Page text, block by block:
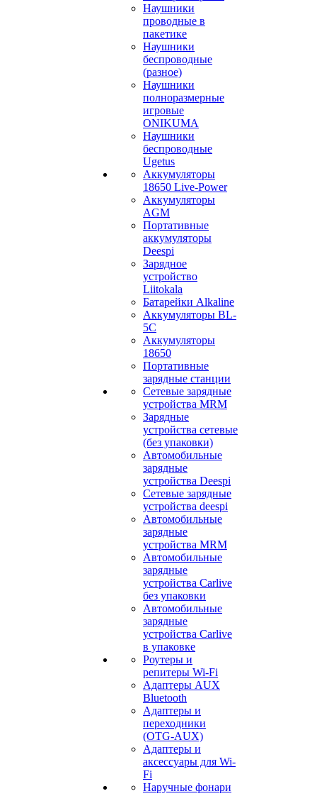
Наушники
проводные в
пакетике
Наушники
беспроводные
(разное)
Наушники
полноразмерные
игровые
ONIKUMA
Наушники
беспроводные
Ugetus
Аккумуляторы
18650 Live-Power
Аккумуляторы
АGM
Портативные
аккумуляторы
Deespi
Зарядное
устройство
Liitokala
Батарейки Alkaline
Аккумуляторы BL-
5C
Аккумуляторы
18650
Портативные
зарядные станции
Сетевые зарядные
устройства MRM
Зарядные
устройства сетевые
(без упаковки)
Автомобильные
зарядные
устройства Deespi
Сетевые зарядные
устройства deespi
Автомобильные
зарядные
устройства MRM
Автомобильные
зарядные
устройства Carlive
без упаковки
Автомобильные
зарядные
устройства Carlive
в упаковке
Роутеры и
репитеры Wi-Fi
Адаптеры AUX
Bluetooth
Адаптеры и
переходники
(OTG-AUX)
Адаптеры и
аксессуары для Wi-
Fi
Наручные фонари